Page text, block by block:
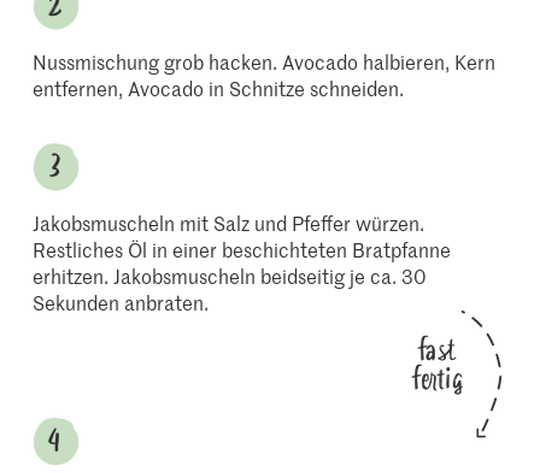
Nussmischung grob hacken. Avocado halbieren, Kern
entfernen, Avocado in Schnitze schneiden.
Jakobsmuscheln mit Salz und Pfeffer würzen.
Restliches Öl in einer beschichteten Bratpfanne
erhitzen. Jakobsmuscheln beidseitig je ca. 30
Sekunden anbraten.
fast
fertig